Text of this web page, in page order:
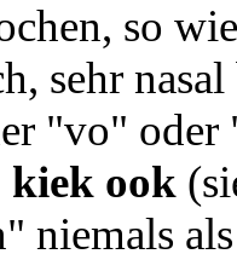
so
sehr
"vo"
kiek ook
niemals